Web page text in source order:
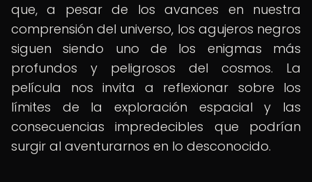
que, a pesar de los avances en nuestra
comprensión del universo, los agujeros negros
siguen siendo uno de los enigmas más
profundos y peligrosos del cosmos. La
película nos invita a reflexionar sobre los
límites de la exploración espacial y las
consecuencias impredecibles que podrían
surgir al aventurarnos en lo desconocido.